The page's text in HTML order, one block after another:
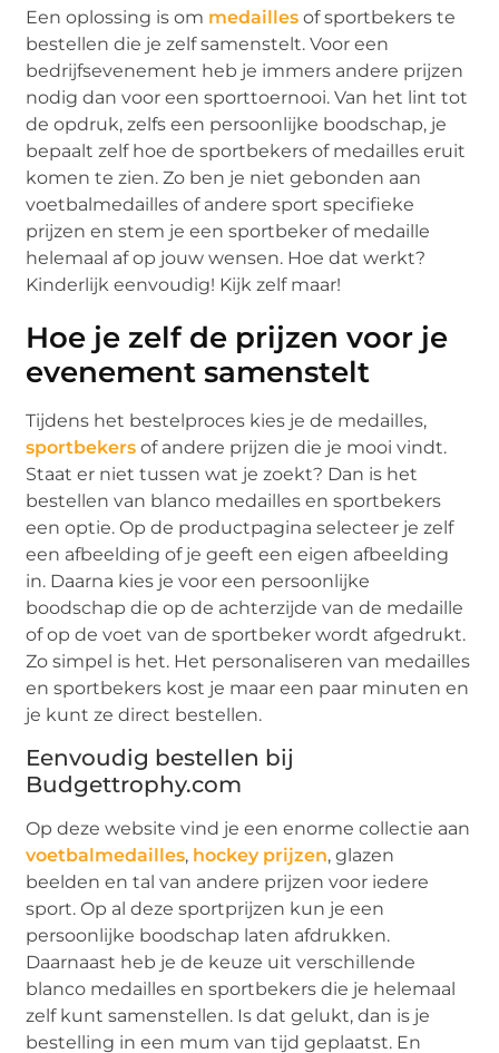
Een oplossing is om medailles of sportbekers te
bestellen die je zelf samenstelt. Voor een
bedrijfsevenement heb je immers andere prijzen
nodig dan voor een sporttoernooi. Van het lint tot
de opdruk, zelfs een persoonlijke boodschap, je
bepaalt zelf hoe de sportbekers of medailles eruit
komen te zien. Zo ben je niet gebonden aan
voetbalmedailles of andere sport specifieke
prijzen en stem je een sportbeker of medaille
helemaal af op jouw wensen. Hoe dat werkt?
Kinderlijk eenvoudig! Kijk zelf maar!
Hoe je zelf de prijzen voor je
evenement samenstelt
Tijdens het bestelproces kies je de medailles,
sportbekers of andere prijzen die je mooi vindt.
Staat er niet tussen wat je zoekt? Dan is het
bestellen van blanco medailles en sportbekers
een optie. Op de productpagina selecteer je zelf
een afbeelding of je geeft een eigen afbeelding
in. Daarna kies je voor een persoonlijke
boodschap die op de achterzijde van de medaille
of op de voet van de sportbeker wordt afgedrukt.
Zo simpel is het. Het personaliseren van medailles
en sportbekers kost je maar een paar minuten en
je kunt ze direct bestellen.
Eenvoudig bestellen bij
Budgettrophy.com
Op deze website vind je een enorme collectie aan
voetbalmedailles, hockey prijzen, glazen
beelden en tal van andere prijzen voor iedere
sport. Op al deze sportprijzen kun je een
persoonlijke boodschap laten afdrukken.
Daarnaast heb je de keuze uit verschillende
blanco medailles en sportbekers die je helemaal
zelf kunt samenstellen. Is dat gelukt, dan is je
bestelling in een mum van tijd geplaatst. En